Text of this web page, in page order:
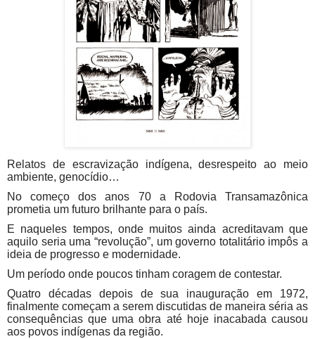
Relatos de escravização indígena, desrespeito ao meio
ambiente, genocídio…
No começo dos anos 70 a Rodovia Transamazônica
prometia um futuro brilhante para o país.
E naqueles tempos, onde muitos ainda acreditavam que
aquilo seria uma “revolução”, um governo totalitário impôs a
ideia de progresso e modernidade.
Um período onde poucos tinham coragem de contestar.
Quatro décadas depois de sua inauguração em 1972,
finalmente começam a serem discutidas de maneira séria as
consequências que uma obra até hoje inacabada causou
aos povos indígenas da região.